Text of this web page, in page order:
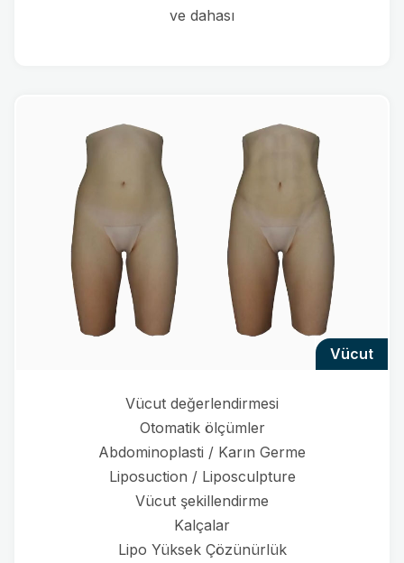
ve dahası
vücut
Vücut değerlendirmesi
Otomatik ölçümler
Abdominoplasti / Karın Germe
Liposuction / Liposculpture
Vücut şekillendirme
Kalçalar
Lipo Yüksek Çözünürlük